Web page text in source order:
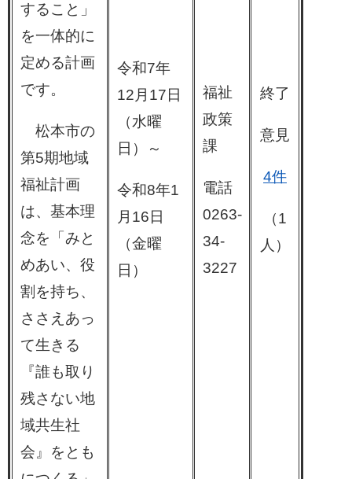
すること」
を一体的に
定める計画
です。
松本市の
第5期地域
福祉計画
は、基本理
念を「みと
めあい、役
割を持ち、
ささえあっ
て生きる
『誰も取り
残さない地
域共生社
会』をとも
令和7年
12月17日
（水曜
日）～
令和8年1
月16日
（金曜
日）
福祉
政策
課
電話
0263-
34-
3227
終了
意見
4件
（1
人）